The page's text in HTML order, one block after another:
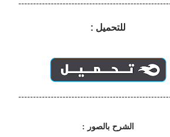
للتحميل :
الشرح بالصور :